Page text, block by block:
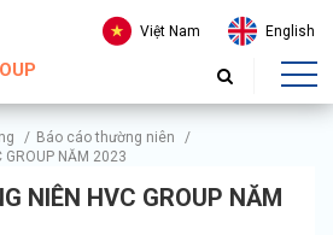
Việt Nam English
/ Báo cáo thường niên
/
GROUP NĂM 2023
NIÊN HVC GROUP NĂM